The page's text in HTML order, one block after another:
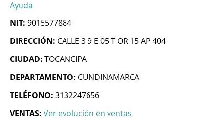
Ayuda
NIT: 9015577884
DIRECCIÓN: CALLE 3 9 E 05 T OR 15 AP 404
CIUDAD: TOCANCIPA
DEPARTAMENTO: CUNDINAMARCA
TELÉFONO: 3132247656
VENTAS: Ver evolución en ventas